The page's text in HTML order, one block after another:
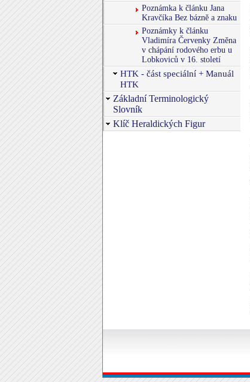
Poznámka k článku Jana
Kravčíka Bez bázně a znaku
Poznámky k článku
Vladimíra Červenky Změna
v chápání rodového erbu u
Lobkoviců v 16. století
HTK - část speciální + Manuál
HTK
Základní Terminologický
Slovník
Klíč Heraldických Figur